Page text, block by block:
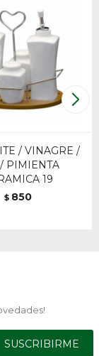
/ VINAGRE /
PIMIENTA
19
$ 850
SUSCRIBIRME